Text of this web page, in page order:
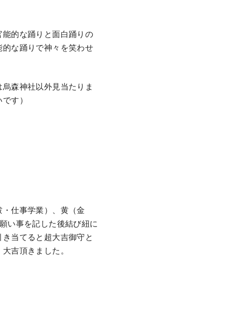
的な踊りと面白踊りの
な踊りで神々を笑わせ
森神社以外見当たりま
す）
仕事学業）、黄（金
い事を記した後結び紐に
当てると超大吉御守と
吉頂きました。